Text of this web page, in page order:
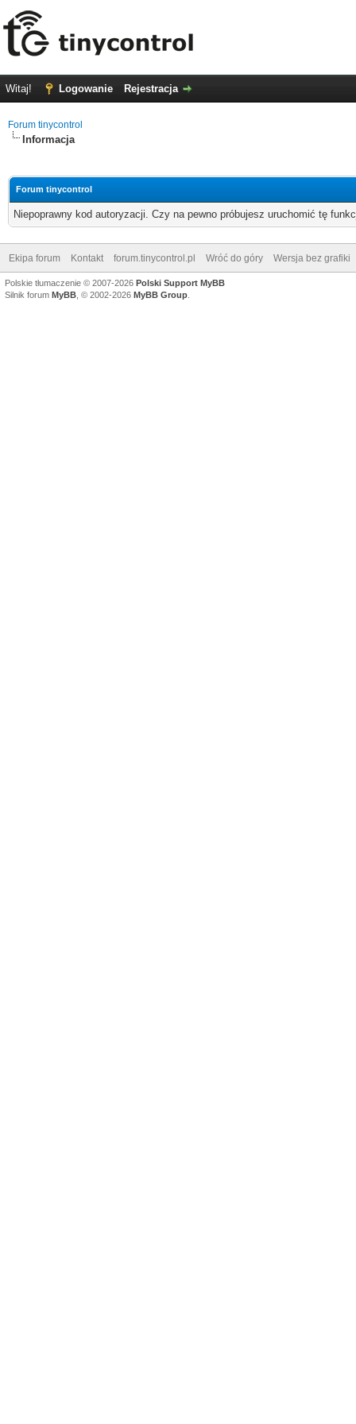
Witaj! Logowanie Rejestracja
Forum tinycontrol
Informacja
Forum tinycontrol
Niepoprawny kod autoryzacji. Czy na pewno próbujesz uruchomić tę
Ekipa forum Kontakt forum.tinycontrol.pl Wróć do góry Wersja bez grafiki
Polskie tłumaczenie © 2007-2026 Polski Support MyBB
Silnik forum MyBB , © 2002-2026 MyBB Group